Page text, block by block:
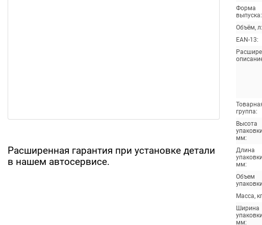
Расширенная гарантия при установке детали
в нашем автосервисе.
Форма
выпуска:
Объём, л:
EAN-13:
группа:
Высота
мм:
Длина
мм:
Объем
Масса,
Ширина
мм: